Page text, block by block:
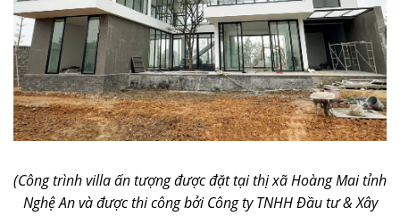
(Công trình villa ấn tượng được đặt tại thị xã Hoàng Mai tỉnh
Nghệ An và được thi công bởi Công ty TNHH Đầu tư & Xây